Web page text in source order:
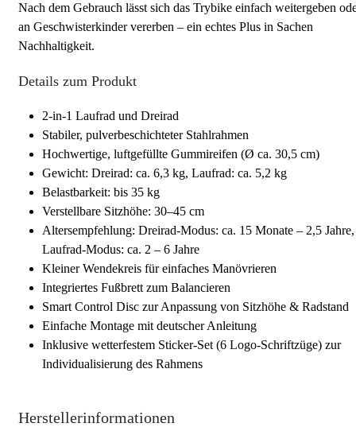
Nach dem Gebrauch lässt sich das Trybike einfach weitergeben
an Geschwisterkinder vererben – ein echtes Plus in Sachen
Nachhaltigkeit.
Details zum Produkt
2-in-1 Laufrad und Dreirad
Stabiler, pulverbeschichteter Stahlrahmen
Hochwertige, luftgefüllte Gummireifen (Ø ca. 30,5 cm)
Gewicht: Dreirad: ca. 6,3 kg, Laufrad: ca. 5,2 kg
Belastbarkeit: bis 35 kg
Verstellbare Sitzhöhe: 30–45 cm
Altersempfehlung: Dreirad-Modus: ca. 15 Monate – 2,5 Jahre,
Laufrad-Modus: ca. 2 – 6 Jahre
Kleiner Wendekreis für einfaches Manövrieren
Integriertes Fußbrett zum Balancieren
Smart Control Disc zur Anpassung von Sitzhöhe & Radstand
Einfache Montage mit deutscher Anleitung
Inklusive wetterfestem Sticker-Set (6 Logo-Schriftzüge) zur
Individualisierung des Rahmens
Herstellerinformationen